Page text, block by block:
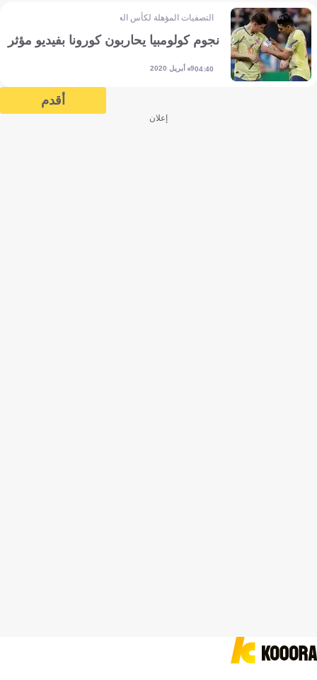
التصفيات المؤهلة لكأس العالم - أمريكا الجنوبية
نجوم كولومبيا يحاربون كورونا بفيديو مؤثر
04:409 أبريل 2020
أقدم
إعلان